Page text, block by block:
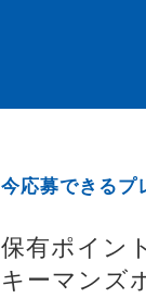
エンド
バック
オフィ
今応募できるプ
保有ポイン
キーマンズ